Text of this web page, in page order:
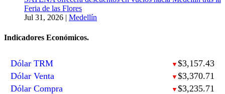
Feria de las Flores
Jul 31, 2026 | Medellín
Indicadores Económicos.
Dólar TRM ▼ $3,157.43
Dólar Venta
▼ $3,370.71
Dólar Compra
▼ $3,235.71